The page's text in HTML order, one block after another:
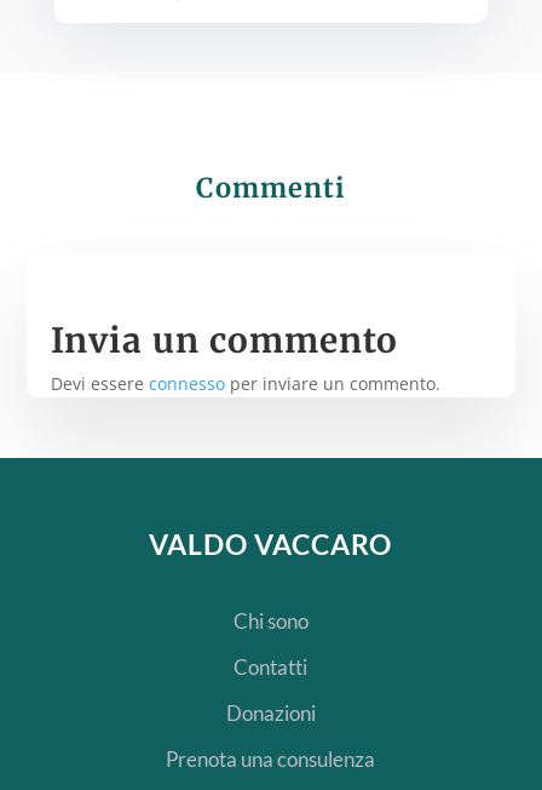
Commenti
Invia un commento
Devi essereconnesso per inviare un commento.
VALDO VACCARO
Chi sono
Contatti
Donazioni
Prenota una consulenza